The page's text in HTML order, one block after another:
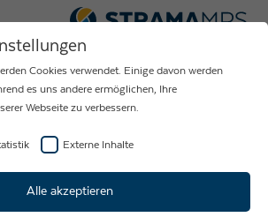
DAS
Cookies verwendet. Einige davon werden
es uns andere ermöglichen, Ihre
Webseite zu verbessern.
Externe Inhalte
Alle akzeptieren